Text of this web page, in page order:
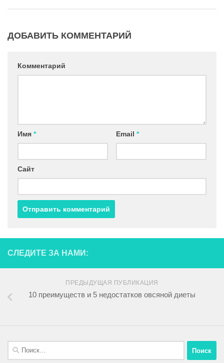
ДОБАВИТЬ КОММЕНТАРИЙ
Комментарий
Имя * Email *
Сайт
СЛЕДИТЕ ЗА НАМИ:
ПРЕДЫДУЩАЯ ПУБЛИКАЦИЯ
10 преимуществ и 5 недостатков овсяной диеты